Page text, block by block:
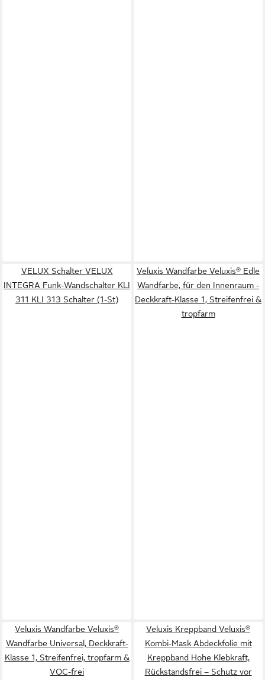
VELUX Schalter VELUX
INTEGRA Funk-Wandschalter KLI
311 KLI 313 Schalter (1-St)
Veluxis Wandfarbe Veluxis® Edle
Wandfarbe, für den Innenraum -
Deckkraft-Klasse 1, Streifenfrei &
tropfarm
Veluxis Wandfarbe Veluxis®
Wandfarbe Universal, Deckkraft-
Klasse 1, Streifenfrei, tropfarm &
VOC-frei
Veluxis Kreppband Veluxis®
Kombi-Mask Abdeckfolie mit
Kreppband Hohe Klebkraft,
Rückstandsfrei – Schutz vor